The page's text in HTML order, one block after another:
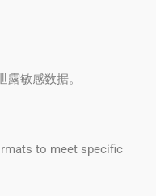
敏感数据。
to meet specific